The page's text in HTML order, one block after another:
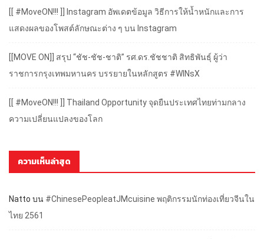
[[ #MoveON!!! ]] Instagram อัพเดตข้อมูล วิธีการให้น้ำหนักและการ
แสดงผลของโพสต์ลักษณะต่าง ๆ บน Instagram
[[MOVE ON]] สรุป “ชัช-ชัช-ชาติ” รศ.ดร.ชัชชาติ สิทธิพันธุ์ ผู้ว่า
ราชการกรุงเทพมหานคร บรรยายในหลักสูตร #WINsX
[[ #MoveON!!! ]] Thailand Opportunity จุดยืนประเทศไทยท่ามกลาง
ความเปลี่ยนแปลงของโลก
ความเห็นล่าสุด
Natto บน #ChinesePeopleatJMcuisine พฤติกรรมนักท่องเที่ยวจีนใน
ไทย 2561